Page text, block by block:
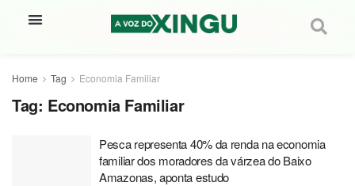
Home Tag Economia Familiar
Tag: Economia Familiar
Pesca representa 40% da renda na economia
familiar dos moradores da várzea do Baixo
Amazonas, aponta estudo